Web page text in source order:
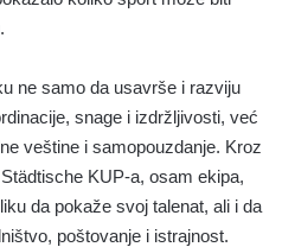
ne samo da usavrše i razviju
snage i izdržljivosti, već
veštine i samopouzdanje. Kroz
KUP-a, osam ekipa,
da pokaže svoj talenat, ali i da
poštovanje i istrajnost.